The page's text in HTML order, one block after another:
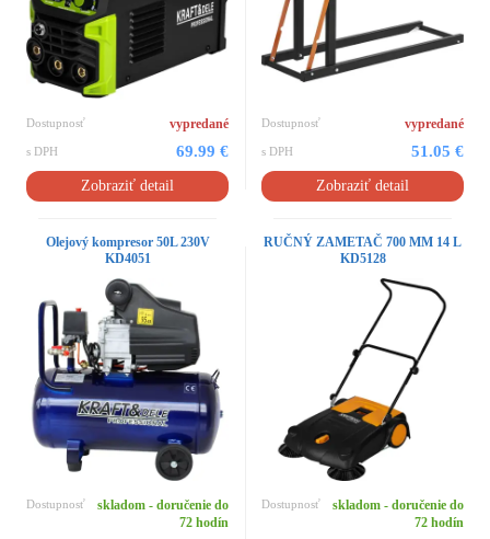
Dostupnosť vypredané
s DPH 69.99 €
Zobraziť detail
Dostupnosť vypredané
s DPH 51.05 €
Zobraziť detail
Olejový kompresor 50L 230V
KD4051
Dostupnosť
skladom - doručenie do
72 hodín
RUČNÝ ZAMETAČ 700 MM 14 L
KD5128
Dostupnosť
skladom - doručenie do
72 hodín